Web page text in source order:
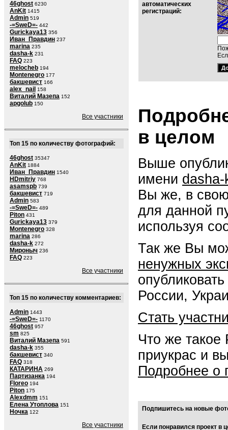
46ghost 6230
AnKit 1415
Admin 519
-=SweD=- 442
Gurickaya13 356
Иван_Правдин 237
marina 235
dasha-k 231
FAQ 223
melocheb 194
Montenegro 177
бакшевист 166
alex_nail 158
Виталий Мазепа 152
apgolub 150
Все участники
Топ 15 по количеству фотографий:
46ghost 35347
AnKit 1884
Иван_Правдин 1540
HDmitriy 768
asamspb 739
бакшевист 719
Admin 583
-=SweD=- 489
Piton 431
Gurickaya13 379
Montenegro 328
marina 286
dasha-k 272
Мироныч 236
FAQ 223
Все участники
Топ 15 по количеству комментариев:
Admin 1443
-=SweD=- 1170
46ghost 957
sm 825
Виталий Мазепа 591
dasha-k 355
бакшевист 340
FAQ 318
КАТАРИНА 269
Партизанка 194
Floreo 194
Piton 175
Alexdmm 151
Елена Утоплова 151
Ночка 122
Все участники
автоматических
регистраций:
в целом
Выше
имени dasha-
Вы же, в свою
для данной
используя
Так же Вы
ненужных
России,
Стать
Что же такое
приукрас и
Подробнее о
Подпишитесь на новые
Если понравился проект в